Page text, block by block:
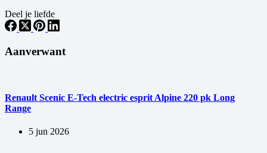
Deel je liefde
Aanverwant
Renault Scenic E-Tech electric esprit Alpine 220 pk Long
Range
5 jun 2026